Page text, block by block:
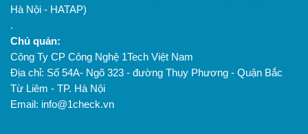
Hà Nội - HATAP)
.
Chủ quản:
Công Ty CP Công Nghệ 1Tech Việt Nam
Địa chỉ: Số 54A- Ngõ 323 - đường Thụy Phương - Quận Bắc
Từ Liêm - TP. Hà Nội
Email: info@1check.vn